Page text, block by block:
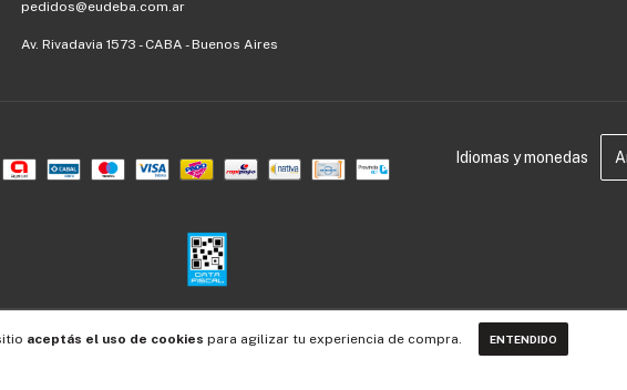
aceptás el uso de cookies para agilizar tu experiencia de compra. ENTENDIDO
pedidos@eudeba.com.ar
Av. Rivadavia 1573 - CABA - Buenos Aires
Idiomas y monedas